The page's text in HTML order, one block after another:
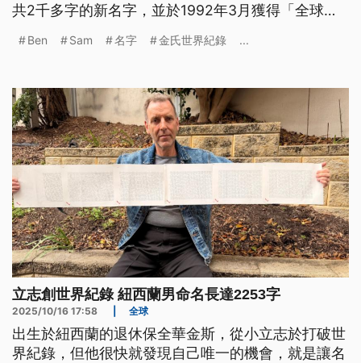
共2千多字的新名字，並於1992年3月獲得「全球最
2310個字。近期金氏世界紀錄官方重新計算後，把
「全球最長個人姓名」。
Ben Sam 名字 金氏世界紀錄 ...
立志創世界紀錄 紐西蘭男命名長達2253字
2025/10/16 17:58 全球
出生於紐西蘭的退休保全華金斯，從小立志於打破世
界紀錄，但他很快就發現自己唯一的機會，就是讓名